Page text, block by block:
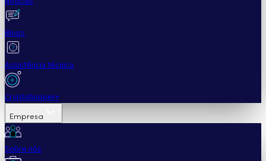
Blogs
Assistência técnica
Cryptohopper+
Empresa
Sobre nós